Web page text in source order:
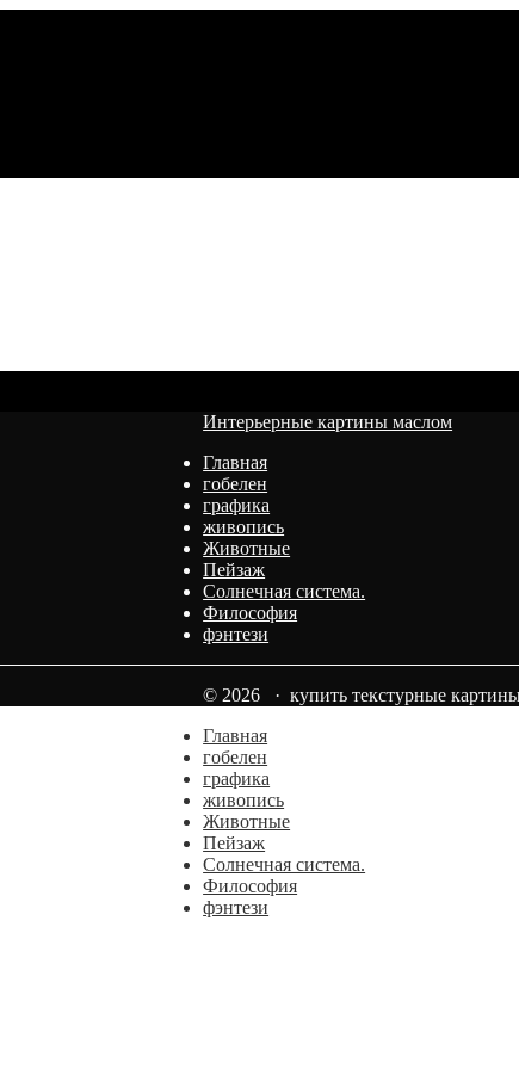
Интерьерные картины маслом
Главная
гобелен
графика
живопись
Животные
Пейзаж
Солнечная система.
Философия
фэнтези
© 2026 · купить текстурные
Главная
гобелен
графика
живопись
Животные
Пейзаж
Солнечная система.
Философия
фэнтези